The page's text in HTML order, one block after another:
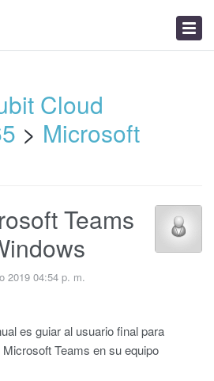
Cloud
> Microsoft
Teams
2019 04:54 p. m.
es guiar al usuario final para
Teams en su equipo